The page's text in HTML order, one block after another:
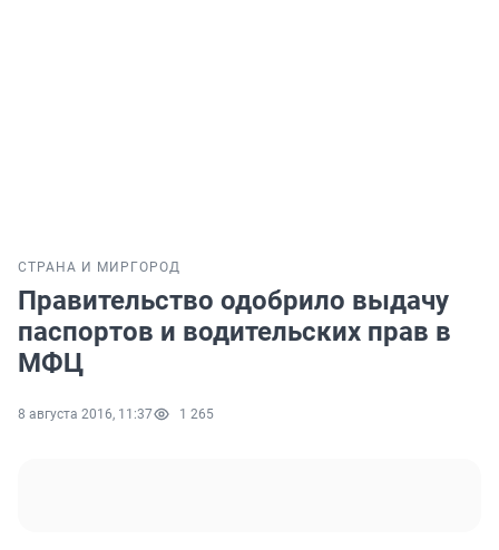
СТРАНА И МИР ГОРОД
Правительство одобрило выдачу
паспортов и водительских прав в
МФЦ
8 августа 2016, 11:37 1 265